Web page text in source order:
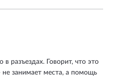
в разъездах. Говорит, что это
занимает места, а помощь